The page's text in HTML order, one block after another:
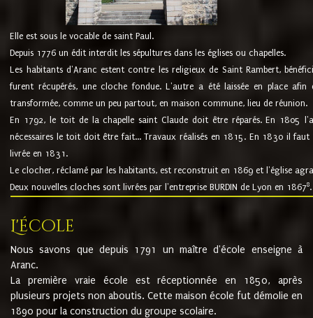
Elle est sous le vocable de saint Paul.
Depuis 1776 un édit interdit les sépultures dans les églises ou chapelles.
Les habitants d'Aranc estent contre les religieux de Saint Rambert,
furent récupérés, une cloche fondue. L'autre a été laissée en place
transformée, comme un peu partout, en maison commune, lieu de réunion.
En 1792, le toit de la chapelle saint Claude doit être réparés. En 1805
nécessaires le toit doit être fait... Travaux réalisés en 1815. En 1830 il
livrée en 1831.
Le clocher, réclamé par les habitants, est reconstruit en 1869 et l'église
Deux nouvelles cloches sont livrées par l'entreprise BURDIN de Lyon en 18678.
L'école
Nous savons que depuis 1791 un maître d'école enseigne à
Aranc.
La première vraie école est réceptionnée en 1850, après
plusieurs projets non aboutis. Cette maison école fut démolie en
1890 pour la construction du groupe scolaire.